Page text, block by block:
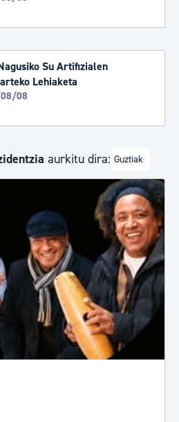
Su Artifizialen
Lehiaketa
08
aurkitu dira: Guztiak